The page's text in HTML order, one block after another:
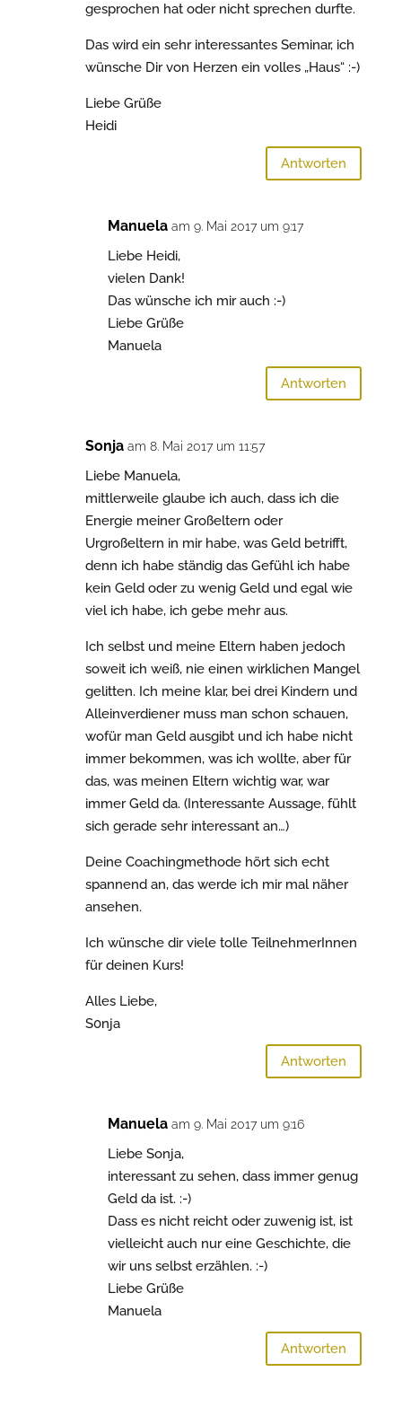
gesprochen hat oder nicht sprechen durfte.
Das wird ein sehr interessantes Seminar, ich
wünsche Dir von Herzen ein volles „Haus“ :-)
Liebe Grüße
Heidi
Antworten
Manuela am 9. Mai 2017 um 9:17
Liebe Heidi,
vielen Dank!
Das wünsche ich mir auch :-)
Liebe Grüße
Manuela
Antworten
Sonja am 8. Mai 2017 um 11:57
Liebe Manuela,
mittlerweile glaube ich auch, dass ich die
Energie meiner Großeltern oder
Urgroßeltern in mir habe, was Geld betrifft,
denn ich habe ständig das Gefühl ich habe
kein Geld oder zu wenig Geld und egal wie
viel ich habe, ich gebe mehr aus.
Ich selbst und meine Eltern haben jedoch
soweit ich weiß, nie einen wirklichen Mangel
gelitten. Ich meine klar, bei drei Kindern und
Alleinverdiener muss man schon schauen,
wofür man Geld ausgibt und ich habe nicht
immer bekommen, was ich wollte, aber für
das, was meinen Eltern wichtig war, war
immer Geld da. (Interessante Aussage, fühlt
sich gerade sehr interessant an…)
Deine Coachingmethode hört sich echt
spannend an, das werde ich mir mal näher
ansehen.
Ich wünsche dir viele tolle TeilnehmerInnen
für deinen Kurs!
Alles Liebe,
S0nja
Antworten
Manuela am 9. Mai 2017 um 9:16
Liebe Sonja,
interessant zu sehen, dass immer genug
Geld da ist. :-)
Dass es nicht reicht oder zuwenig ist, ist
vielleicht auch nur eine Geschichte, die
wir uns selbst erzählen. :-)
Liebe Grüße
Manuela
Antworten